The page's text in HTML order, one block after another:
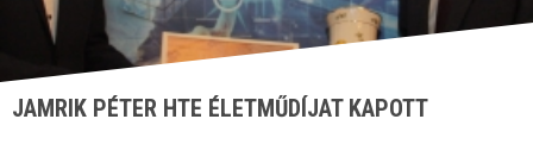
JAMRIK PÉTER HTE ÉLETMŰDÍJAT KAPOTT